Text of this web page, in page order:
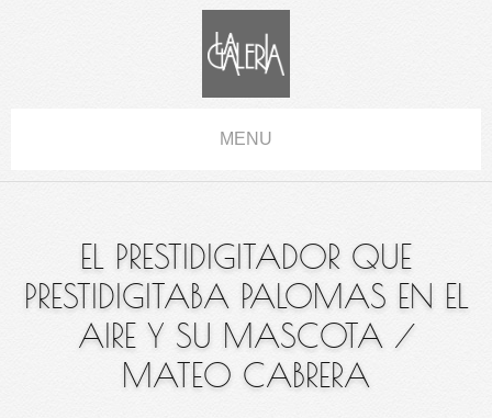
MENU
EL PRESTIDIGITADOR QUE
PRESTIDIGITABA PALOMAS EN EL
AIRE Y SU MASCOTA /
MATEO CABRERA